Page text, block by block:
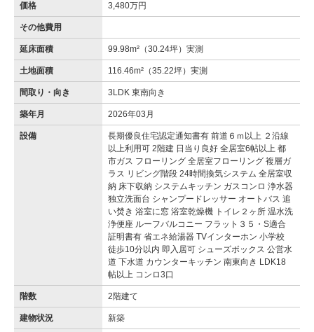
価格 3,480万円
その他費用
延床面積 99.98m²（30.24坪）実測
土地面積 116.46m²（35.22坪）実測
間取り・向き 3LDK 東南向き
築年月 2026年03月
設備
長期優良住宅認定通知書有 前道６ｍ以上 ２沿線
以上利用可 2階建 日当り良好 全居室6帖以上 都
市ガス フローリング 全居室フローリング 複層ガ
ラス リビング階段 24時間換気システム 全居室収
納 床下収納 システムキッチン ガスコンロ 浄水器
独立洗面台 シャンプードレッサー オートバス 追
い焚き 浴室に窓 浴室乾燥機 トイレ２ヶ所 温水洗
浄便座 ルーフバルコニー フラット３５・S適合
証明書有 省エネ給湯器 TVインターホン 小学校
徒歩10分以内 即入居可 シューズボックス 公営水
道 下水道 カウンターキッチン 南東向き LDK18
帖以上 コンロ3口
階数 2階建て
建物状況 新築